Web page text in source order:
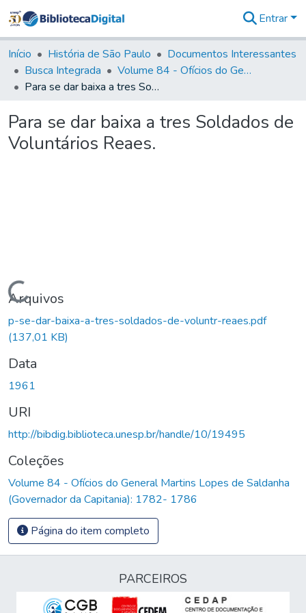
&
Coleções
Tudo na
Biblioteca
Estatísticas
Entrar
Início História de São Paulo
Documentos Interessantes
Busca Integrada
Volume 84 - Ofícios do General Martins Lopes de Saldanha (Governador da Capitania): 1782- 1786
Para se dar baixa a tres Soldados de Voluntários Reaes.
Para se dar baixa a tres Soldados de
Voluntários Reaes.
Carregando...
Arquivos
p-se-dar-baixa-a-tres-soldados-de-voluntr-reaes.pdf
(137,01 KB)
Data
1961
URI
http://bibdig.biblioteca.unesp.br/handle/10/19495
Coleções
Volume 84 - Ofícios do General Martins Lopes de Saldanha
(Governador da Capitania): 1782- 1786
Página do item completo
PARCEIROS